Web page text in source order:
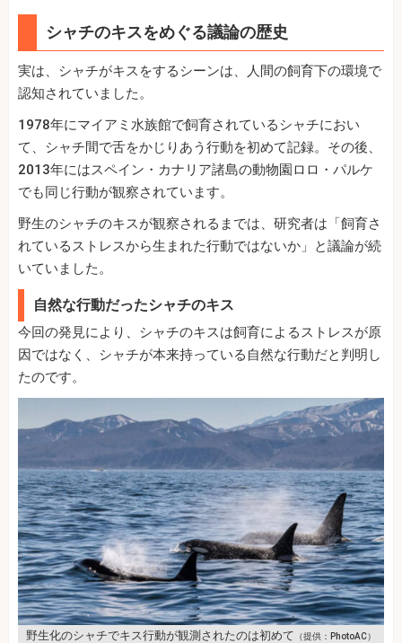
シャチのキスをめぐる議論の歴史
実は、シャチがキスをするシーンは、人間の飼育下の環境で
認知されていました。
1978年にマイアミ水族館で飼育されているシャチにおい
て、シャチ間で舌をかじりあう行動を初めて記録。その後、
2013年にはスペイン・カナリア諸島の動物園ロロ・パルケ
でも同じ行動が観察されています。
野生のシャチのキスが観察されるまでは、研究者は「飼育さ
れているストレスから生まれた行動ではないか」と議論が続
いていました。
自然な行動だったシャチのキス
今回の発見により、シャチのキスは飼育によるストレスが原
因ではなく、シャチが本来持っている自然な行動だと判明し
たのです。
野生化のシャチでキス行動が観測されたのは初めて （提供：PhotoAC）